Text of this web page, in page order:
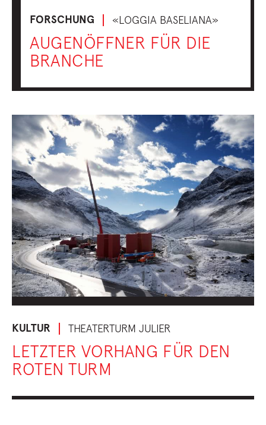
FORSCHUNG «LOGGIA BASELIANA»
AUGENÖFFNER FÜR DIE
BRANCHE
KULTUR THEATERTURM JULIER
LETZTER VORHANG FÜR DEN
ROTEN TURM